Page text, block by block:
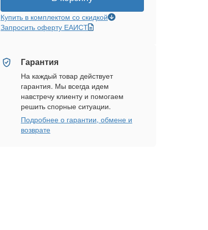
Купить в комплектом со скидкой
Запросить оферту ЕАИСТ
Гарантия
На каждый товар действует
гарантия. Мы всегда идем
навстречу клиенту и помогаем
решить спорные ситуации.
Подробнее о гарантии, обмене и
возврате